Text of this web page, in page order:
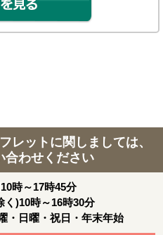
レットに関しましては、
合わせください
時～17時45分
く)10時～16時30分
・日曜・祝日・年末年始